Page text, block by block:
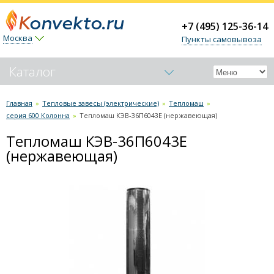
Москва
+7 (495) 125-36-14
Пункты самовывоза
Каталог
Керамические обогреватели
Тепловые пушки
Тепловые завесы (электрические)
Главная » Тепловые завесы (электрические) » Тепломаш »
серия 600 Колонна » Тепломаш КЭВ-36П6043Е (нержавеющая)
Тепломаш КЭВ-36П6043Е
(нержавеющая)